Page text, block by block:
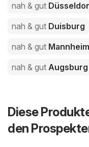
nah & gut
nah & gut Duisburg
nah & gut Mannheim
nah & gut Augsburg
Diese
den